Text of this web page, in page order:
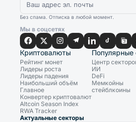
Без спама. Отписка в любой момент.
Мы в соцсетях
Криптовалюты
Рейтинг монет
Лидеры роста
Лидеры падения
Наибольший объём
Главное
Конвертер криптовалют
Altcoin Season Index
RWA Tracker
Популярные
Центр
ИИ
DeFi
Мемкойны
стейблкоины
Актуальные секторы